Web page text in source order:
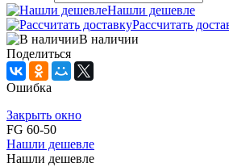
Нашли дешевле
Рассчитать
В наличии
Поделиться
Ошибка
Закрыть окно
FG 60-50
Нашли дешевле
Нашли дешевле